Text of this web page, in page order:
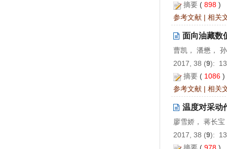
摘要 ( 898 )
参考文献 | 相关
面向油藏数
曹凯， 潘懋，
2017, 38 (9):
摘要 ( 1086
参考文献 | 相关
温度对采动
廖雪娇， 蒋长
2017, 38 (9):